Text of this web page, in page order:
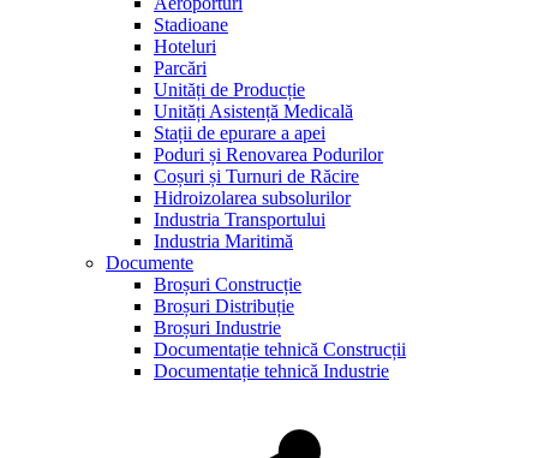
Stadioane
Hoteluri
Parcări
Unități de Producție
Unități Asistență Medicală
Stații de epurare a apei
Poduri și Renovarea Podurilor
Coșuri și Turnuri de Răcire
Hidroizolarea subsolurilor
Industria Transportului
Industria Maritimă
Documente
Broșuri Construcție
Broșuri Distribuție
Broșuri Industrie
Documentație tehnică Construcții
Documentație tehnică Industrie